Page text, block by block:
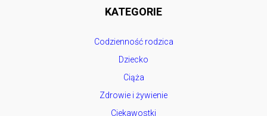
KATEGORIE
Codzienność rodzica
Dziecko
Ciąża
Zdrowie i żywienie
Ciekawostki